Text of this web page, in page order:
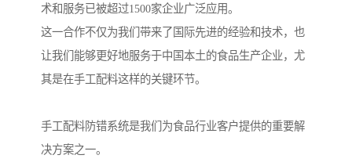
术和服务已被超过1500家企业广泛应用。
这一合作不仅为我们带来了国际先进的经验和技术，也
让我们能够更好地服务于中国本土的食品生产企业，尤
其是在手工配料这样的关键环节。
手工配料防错系统是我们为食品行业客户提供的重要解
决方案之一。